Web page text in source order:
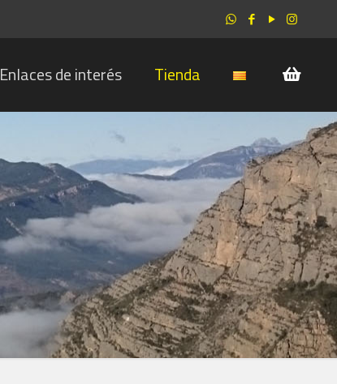
Enlaces de interés Tienda